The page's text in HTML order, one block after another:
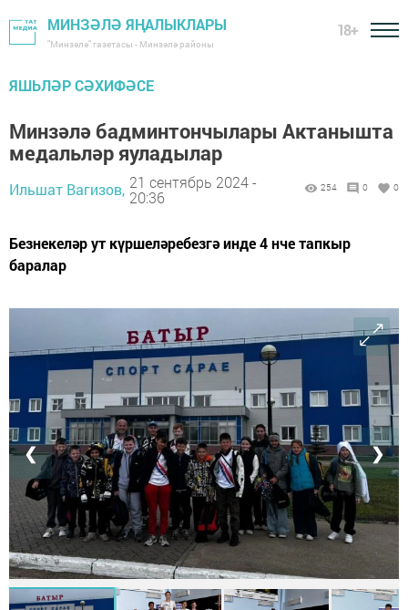
МИНЗӘЛӘ ЯҢАЛЫКЛАРЫ
"Минзәлә" газетасы - Минзәлә районы
18+
ЯШЬЛӘР СӘХИФӘСЕ
Минзәлә бадминтончылары Актанышта
медальләр яуладылар
Ильшат Вагизов, 21 сентябрь 2024 -
20:36
254 0 0
Безнекеләр ут күршеләребезгә инде 4 нче тапкыр
баралар
❮ ❯